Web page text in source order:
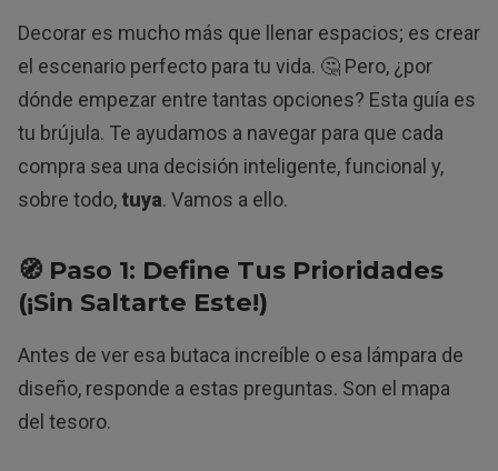
Decorar es mucho más que llenar espacios; es crear
el escenario perfecto para tu vida. 🤔 Pero, ¿por
dónde empezar entre tantas opciones? Esta guía es
tu brújula. Te ayudamos a navegar para que cada
compra sea una decisión inteligente, funcional y,
sobre todo, tuya. Vamos a ello.
🧭 Paso 1: Define Tus Prioridades
(¡Sin Saltarte Este!)
Antes de ver esa butaca increíble o esa lámpara de
diseño, responde a estas preguntas. Son el mapa
del tesoro.